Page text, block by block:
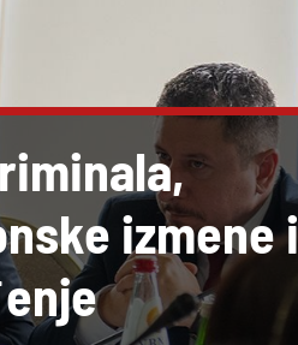
izmene i